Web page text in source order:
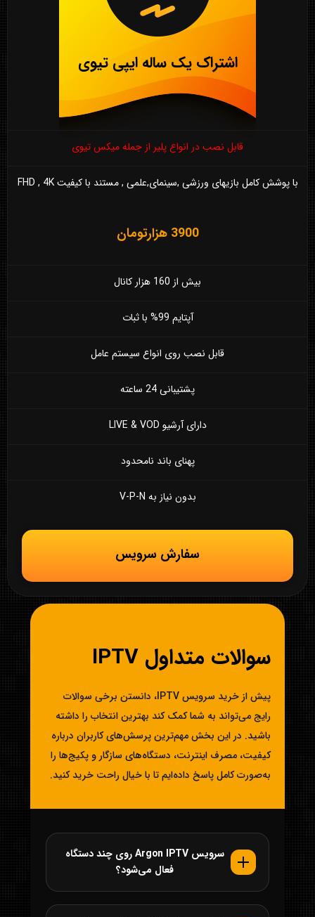
اشتراک یک ساله ایپی تیوی
قابل نصب در انواع پلیر از جمله میکس تیوی
با پوشش کامل بازیهای ورزشی ,سینمای,علمی , مستند با کیفیت FHD , 4K
3900 هزارتومان
بیش از 160 هزار کانال
آپتایم 99% با ثبات
قابل نصب روی انواع سیستم عامل
پشتیبانی 24 ساعته
دارای آرشیو LIVE & VOD
پهنای باند نامحدود
بدون نیاز به V-P-N
سفارش سرویس
سوالات متداول IPTV
پیش از خرید سرویس IPTV، دانستن برخی سوالات
رایج می‌تواند به شما کمک کند بهترین انتخاب را داشته
باشید. در این بخش مهم‌ترین پرسش‌های کاربران درباره
کیفیت، مصرف اینترنت، دستگاه‌های سازگار و پکیج‌ها را
به‌صورت کامل پاسخ داده‌ایم تا با خیال راحت خرید کنید.
سرویس Argon IPTV روی چند دستگاه
فعال می‌شود؟